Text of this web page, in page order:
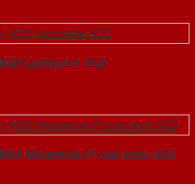
Laminate-SGD
Melamine P1 van kem-SGD